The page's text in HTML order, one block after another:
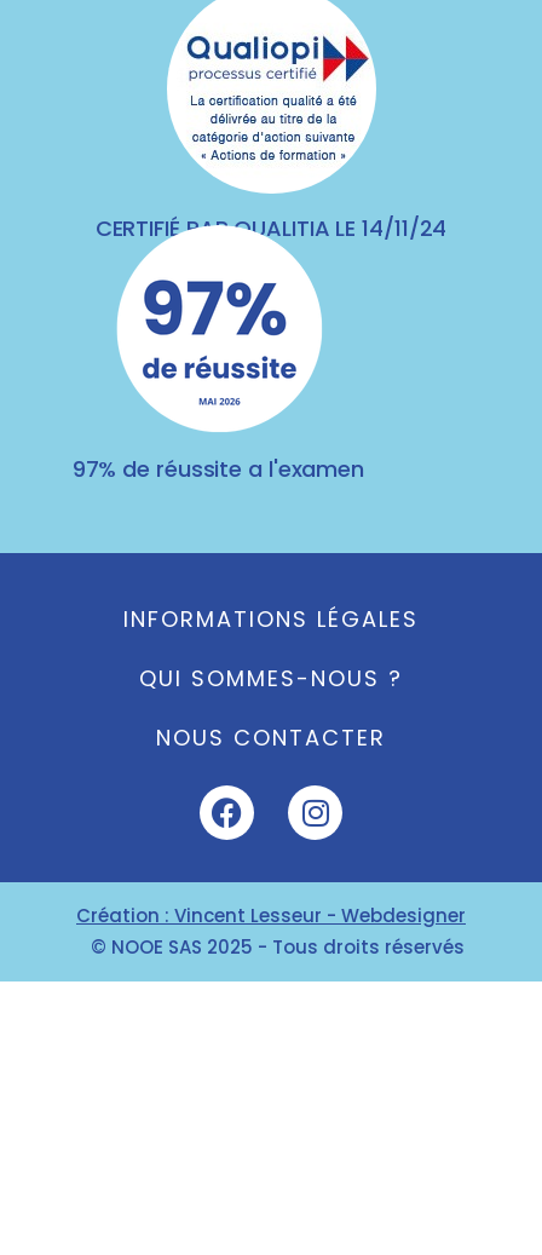
CERTIFIÉ PAR QUALITIA LE 14/11/24
97% de réussite a l'examen
INFORMATIONS LÉGALES
QUI SOMMES-NOUS ?
NOUS CONTACTER
Création : Vincent Lesseur - Webdesigner
© NOOE SAS 2025 - Tous droits réservés